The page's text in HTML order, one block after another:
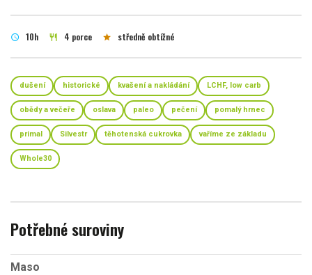
schedule 10h restaurant 4 porce star středně obtížné
dušení historické kvašení a nakládání LCHF, low carb
obědy a večeře oslava paleo pečení pomalý hrnec
primal Silvestr těhotenská cukrovka vaříme ze základu
Whole30
Potřebné suroviny
Maso